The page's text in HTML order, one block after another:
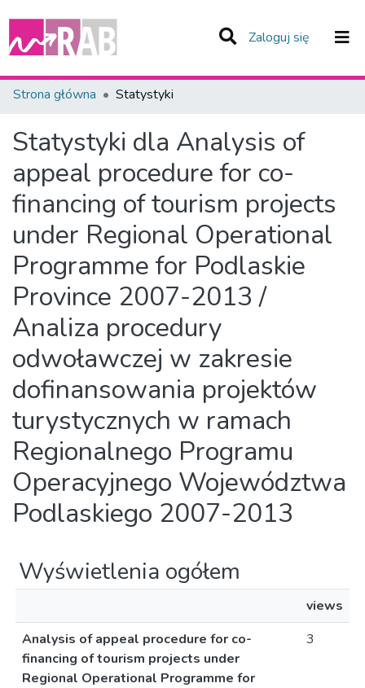
Zaloguj się (current)
Zespoły i Kolekcje
Strona główna Statystyki
Statystyki dla Analysis of
appeal procedure for co-
financing of tourism projects
under Regional Operational
Programme for Podlaskie
Province 2007-2013 /
Analiza procedury
odwoławczej w zakresie
dofinansowania projektów
turystycznych w ramach
Regionalnego Programu
Operacyjnego Województwa
Podlaskiego 2007-2013
Wyświetlenia ogółem
views
Analysis of appeal procedure for co-
financing of tourism projects under
Regional Operational Programme for
3